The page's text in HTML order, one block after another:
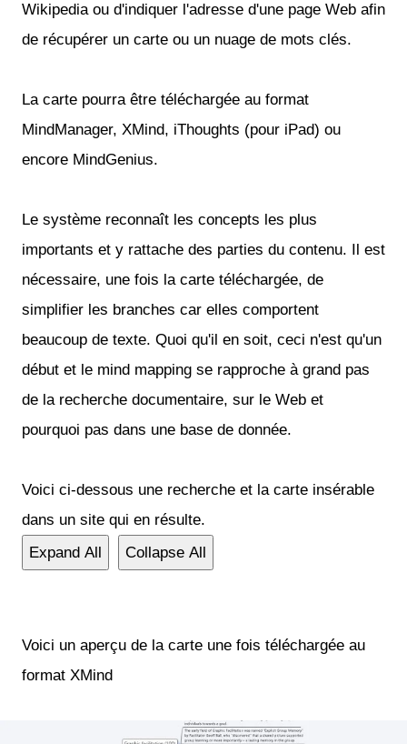
Wikipedia ou d'indiquer l'adresse d'une page Web afin
de récupérer un carte ou un nuage de mots clés.
La carte pourra être téléchargée au format
MindManager, XMind, iThoughts (pour iPad) ou
encore MindGenius.
Le système reconnaît les concepts les plus
importants et y rattache des parties du contenu. Il est
nécessaire, une fois la carte téléchargée, de
simplifier les branches car elles comportent
beaucoup de texte. Quoi qu'il en soit, ceci n'est qu'un
début et le mind mapping se rapproche à grand pas
de la recherche documentaire, sur le Web et
pourquoi pas dans une base de donnée.
Voici ci-dessous une recherche et la carte insérable
dans un site qui en résulte.
Expand All
Collapse All
Voici un aperçu de la carte une fois téléchargée au
format XMind